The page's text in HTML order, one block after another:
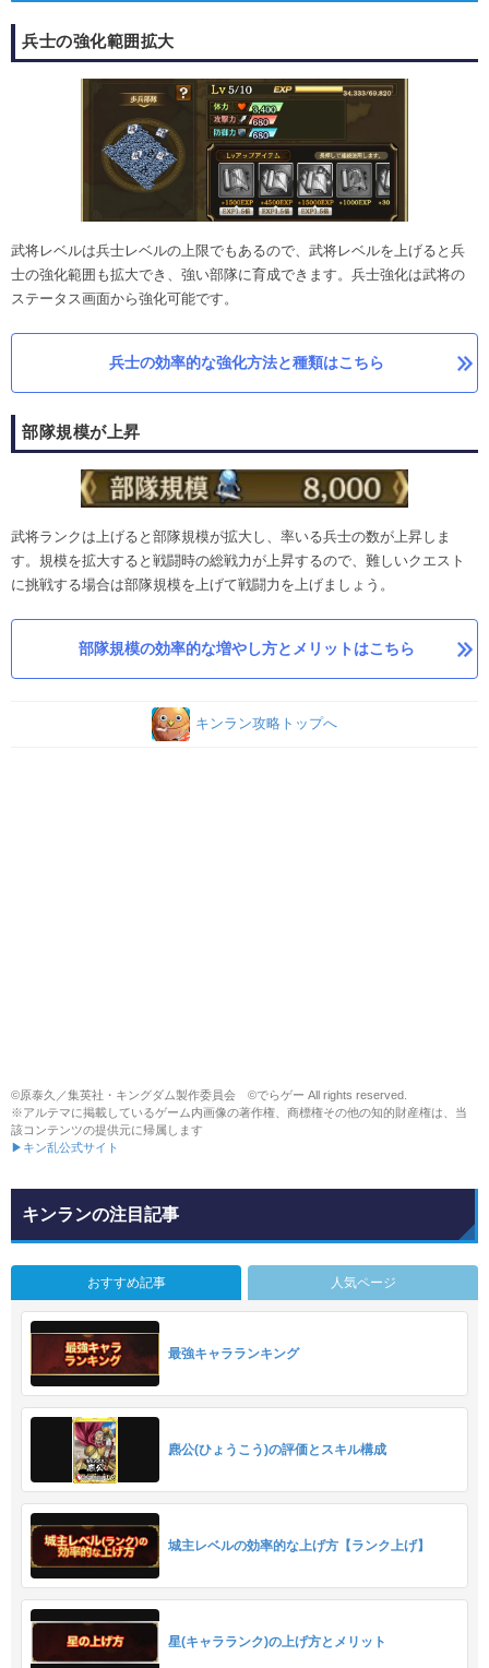
兵士の強化範囲拡大
武将レベルは兵士レベルの上限でもあるので、武将レベルを上げると兵
士の強化範囲も拡大でき、強い部隊に育成できます。兵士強化は武将の
ステータス画面から強化可能です。
兵士の効率的な強化方法と種類はこちら
部隊規模が上昇
武将ランクは上げると部隊規模が拡大し、率いる兵士の数が上昇しま
す。規模を拡大すると戦闘時の総戦力が上昇するので、難しいクエスト
に挑戦する場合は部隊規模を上げて戦闘力を上げましょう。
部隊規模の効率的な増やし方とメリットはこちら
キンラン攻略トップへ
©原泰久／集英社・キングダム製作委員会 ©でらゲー All rights reserved.
※アルテマに掲載しているゲーム内画像の著作権、商標権その他の知的財産権は、当
該コンテンツの提供元に帰属します
▶キン乱公式サイト
キンランの注目記事
おすすめ記事 人気ページ
最強キャラランキング
麃公(ひょうこう)の評価とスキル構成
城主レベルの効率的な上げ方【ランク上げ】
星(キャラランク)の上げ方とメリット